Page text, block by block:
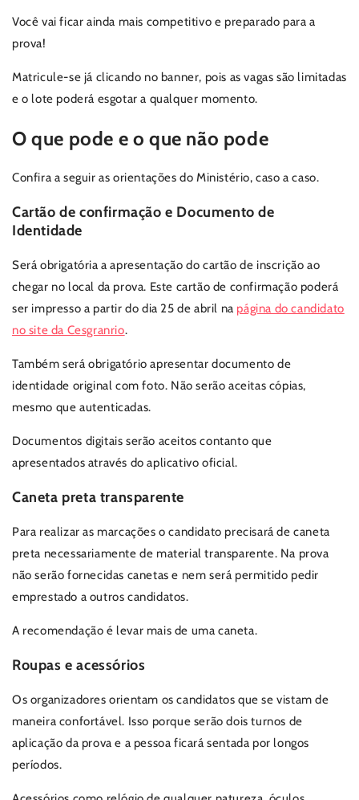
Você vai ficar ainda mais competitivo e preparado para a
prova!
Matricule-se já clicando no banner, pois as vagas são limitadas
e o lote poderá esgotar a qualquer momento.
O que pode e o que não pode
Confira a seguir as orientações do Ministério, caso a caso.
Cartão de confirmação e Documento de
Identidade
Será obrigatória a apresentação do cartão de inscrição ao
chegar no local da prova. Este cartão de confirmação poderá
ser impresso a partir do dia 25 de abril na página do candidato
no site da Cesgranrio.
Também será obrigatório apresentar documento de
identidade original com foto. Não serão aceitas cópias,
mesmo que autenticadas.
Documentos digitais serão aceitos contanto que
apresentados através do aplicativo oficial.
Caneta preta transparente
Para realizar as marcações o candidato precisará de caneta
preta necessariamente de material transparente. Na prova
não serão fornecidas canetas e nem será permitido pedir
emprestado a outros candidatos.
A recomendação é levar mais de uma caneta.
Roupas e acessórios
Os organizadores orientam os candidatos que se vistam de
maneira confortável. Isso porque serão dois turnos de
aplicação da prova e a pessoa ficará sentada por longos
períodos.